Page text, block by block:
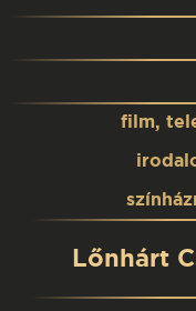
film,
Lőnhárt